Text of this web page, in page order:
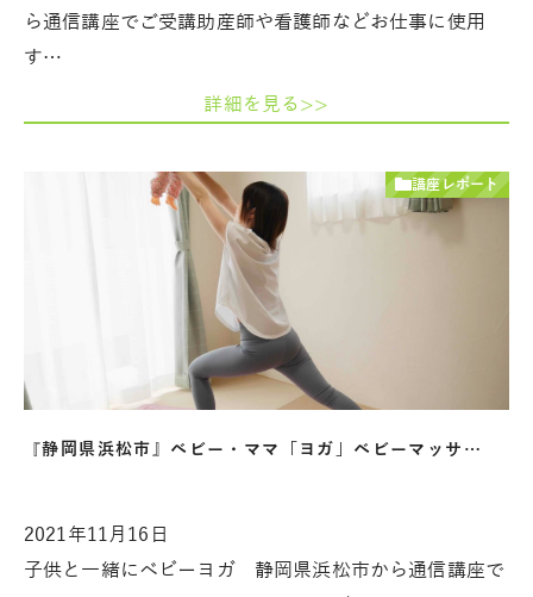
ら通信講座でご受講助産師や看護師などお仕事に使用
す…
詳細を見る>>
講座レポート
『静岡県浜松市』ベビー・ママ「ヨガ」ベビーマッサ…
2021年11月16日
子供と一緒にベビーヨガ 静岡県浜松市から通信講座で